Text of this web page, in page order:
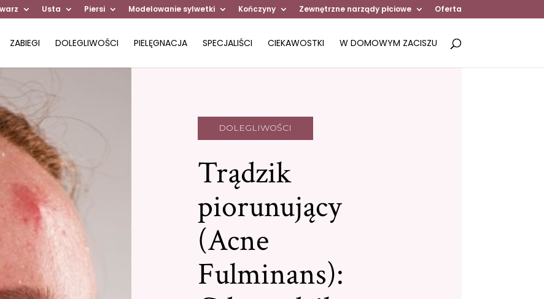
Usta Piersi Modelowanie sylwetki Kończyny Zewnętrzne narządy płciowe Oferta
ZABIEGI DOLEGLIWOŚCI PIELĘGNACJA SPECJALIŚCI CIEKAWOSTKI W DOMOWYM ZACISZU
DOLEGLIWOŚCI
Trądzik
piorunujący
(Acne
Fulminans):